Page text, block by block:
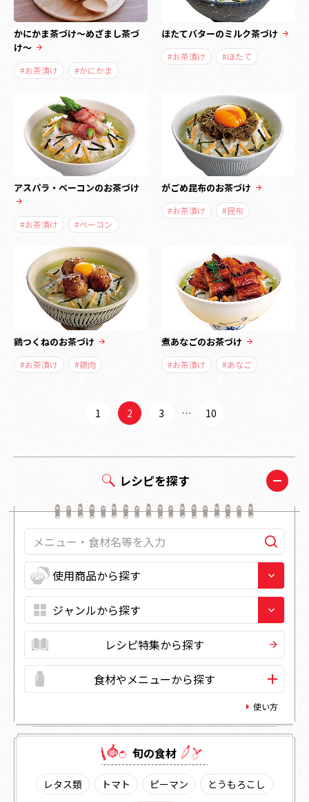
かにかま茶づけ～めざまし茶づ
け～
#お茶漬け #かにかま
ほたてバターのミルク茶づけ
#お茶漬け #ほたて
アスパラ・ベーコンのお茶づけ
#お茶漬け #ベーコン
がごめ昆布のお茶づけ
#お茶漬け #昆布
鶏つくねのお茶づけ
#お茶漬け #鶏肉
煮あなごのお茶づけ
#お茶漬け #あなご
1 2 3 … 10
レシピを探す
レシピ特集から探す
食材やメニューから探す
使い方
旬の⾷材
レタス類 トマト ピーマン
とうもろこし